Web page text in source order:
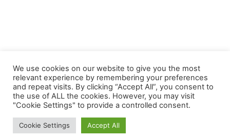
Stop the Climate Crisis!
Mit Stolz präsentiert vonWordPress
We use cookies on our website to give you the most
relevant experience by remembering your preferences
and repeat visits. By clicking “Accept All”, you consent to
the use of ALL the cookies. However, you may visit
"Cookie Settings" to provide a controlled consent.
Cookie Settings Accept All